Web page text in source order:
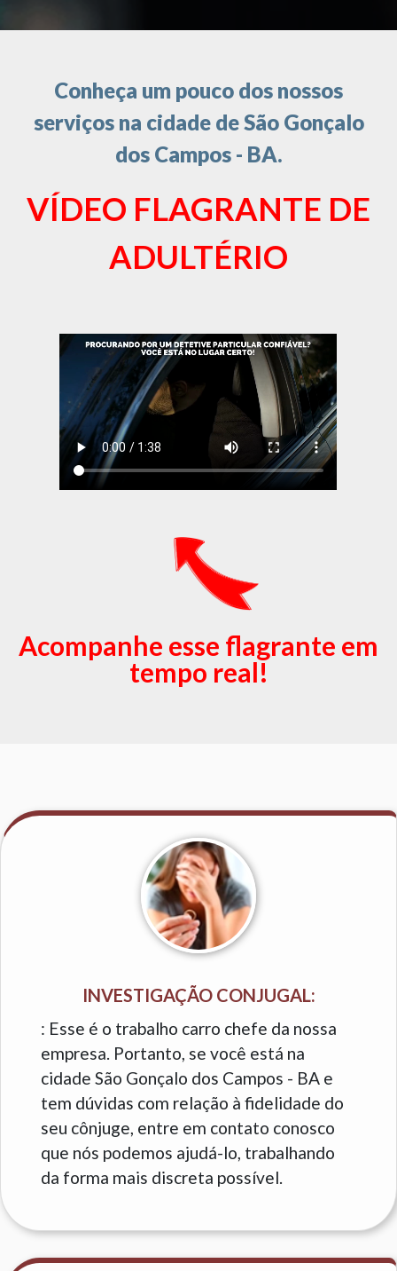
Conheça um pouco dos nossos
serviços na cidade de São Gonçalo
dos Campos - BA.
VÍDEO FLAGRANTE DE
ADULTÉRIO
Acompanhe esse flagrante em
tempo real!
INVESTIGAÇÃO CONJUGAL:
: Esse é o trabalho carro chefe da nossa
empresa. Portanto, se você está na
cidade São Gonçalo dos Campos - BA e
tem dúvidas com relação à fidelidade do
seu cônjuge, entre em contato conosco
que nós podemos ajudá-lo, trabalhando
da forma mais discreta possível.